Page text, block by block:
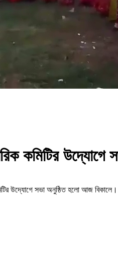
কমিটির উদ্যোগে
উদ্যোগে সভা অনুষ্ঠিত হলো আজ